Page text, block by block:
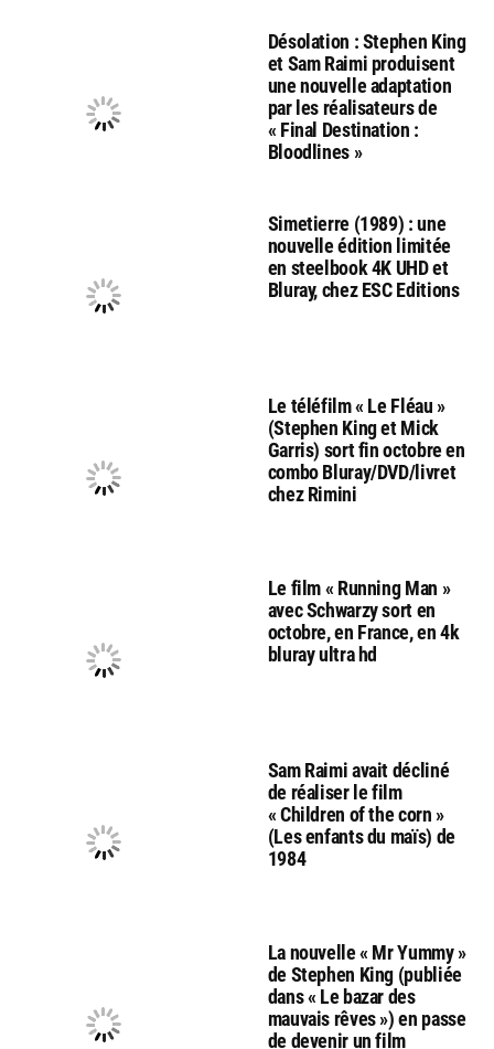
Désolation : Stephen King
et Sam Raimi produisent
une nouvelle adaptation
par les réalisateurs de
« Final Destination :
Bloodlines »
Simetierre (1989) : une
nouvelle édition limitée
en steelbook 4K UHD et
Bluray, chez ESC Editions
Le téléfilm « Le Fléau »
(Stephen King et Mick
Garris) sort fin octobre en
combo Bluray/DVD/livret
chez Rimini
Le film « Running Man »
avec Schwarzy sort en
octobre, en France, en 4k
bluray ultra hd
Sam Raimi avait décliné
de réaliser le film
« Children of the corn »
(Les enfants du maïs) de
1984
La nouvelle « Mr Yummy »
de Stephen King (publiée
dans « Le bazar des
mauvais rêves ») en passe
de devenir un film